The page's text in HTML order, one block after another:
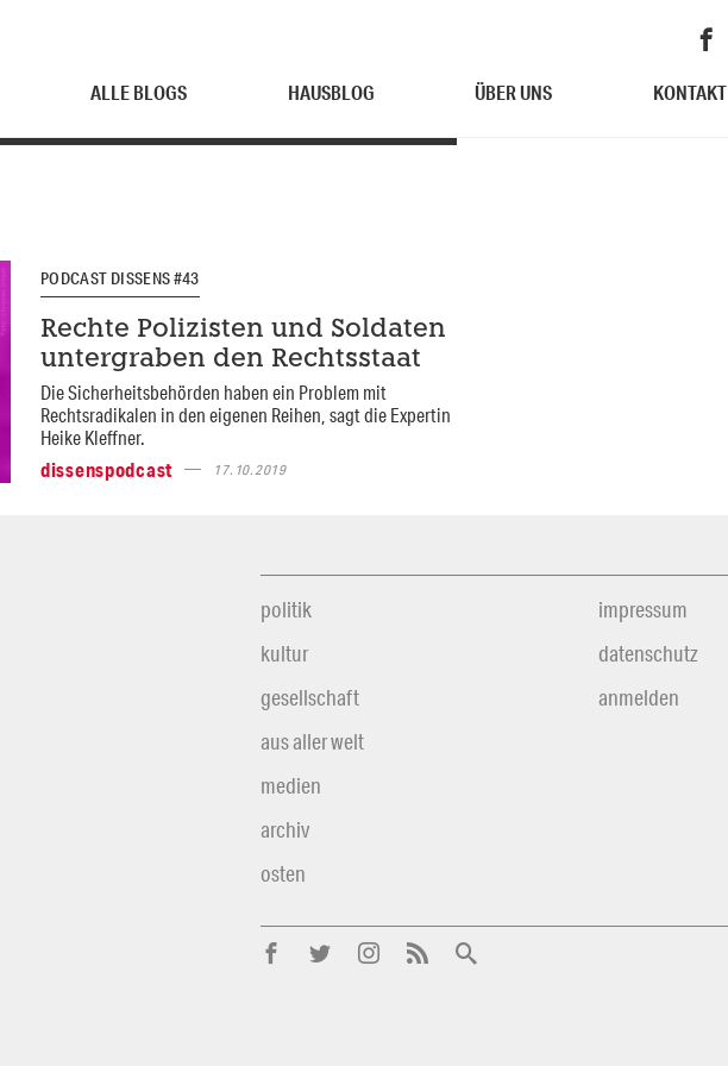
ALLE BLOGS HAUSBLOG ÜBER UNS KONTAKT
PODCAST DISSENS #43
Rechte Polizisten und Soldaten
untergraben den Rechtsstaat
Die Sicherheitsbehörden haben ein Problem mit
Rechtsradikalen in den eigenen Reihen, sagt die Expertin
Heike Kleffner.
dissenspodcast
17.10.2019
politik
kultur
gesellschaft
aus aller welt
medien
archiv
osten
impressum
datenschutz
anmelden